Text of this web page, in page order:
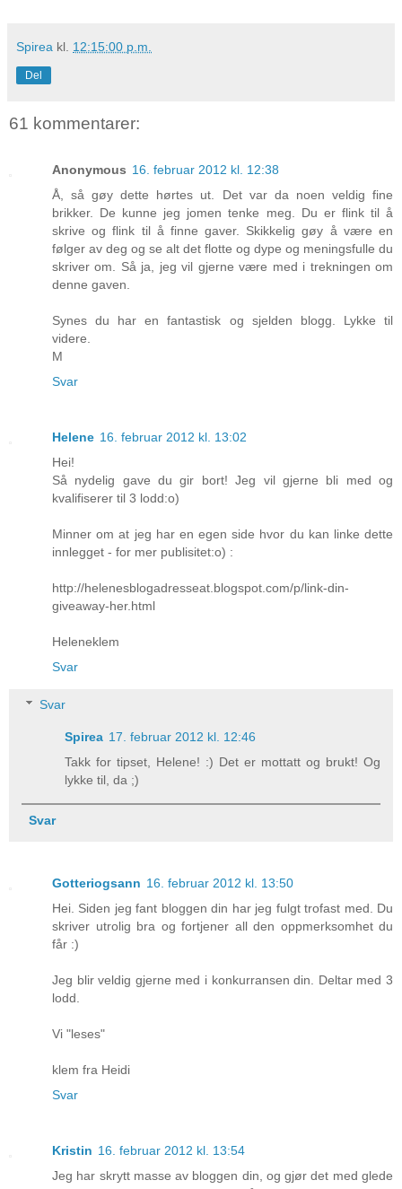
Spirea kl. 12:15:00 p.m.
Del
61 kommentarer:
Anonymous 16. februar 2012 kl. 12:38
Å, så gøy dette hørtes ut. Det var da noen veldig fine
brikker. De kunne jeg jomen tenke meg. Du er flink til å
skrive og flink til å finne gaver. Skikkelig gøy å være en
følger av deg og se alt det flotte og dype og meningsfulle du
skriver om. Så ja, jeg vil gjerne være med i trekningen om
denne gaven.
Synes du har en fantastisk og sjelden blogg. Lykke til
videre.
M
Svar
Helene 16. februar 2012 kl. 13:02
Hei!
Så nydelig gave du gir bort! Jeg vil gjerne bli med og
kvalifiserer til 3 lodd:o)
Minner om at jeg har en egen side hvor du kan linke dette
innlegget - for mer publisitet:o) :
http://helenesblogadresseat.blogspot.com/p/link-din-
giveaway-her.html
Heleneklem
Svar
Svar
Spirea 17. februar 2012 kl. 12:46
Takk for tipset, Helene! :) Det er mottatt og brukt! Og
lykke til, da ;)
Svar
Gotteriogsann 16. februar 2012 kl. 13:50
Hei. Siden jeg fant bloggen din har jeg fulgt trofast med. Du
skriver utrolig bra og fortjener all den oppmerksomhet du
får :)
Jeg blir veldig gjerne med i konkurransen din. Deltar med 3
lodd.
Vi "leses"
klem fra Heidi
Svar
Kristin 16. februar 2012 kl. 13:54
Jeg har skrytt masse av bloggen din, og gjør det med glede